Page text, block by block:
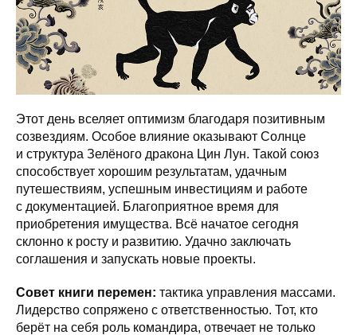
Этот день вселяет оптимизм благодаря позитивным
созвездиям. Особое влияние оказывают Солнце
и структура Зелёного дракона Цин Лун. Такой союз
способствует хорошим результатам, удачным
путешествиям, успешным инвестициям и работе
с документацией. Благоприятное время для
приобретения имущества. Всё начатое сегодня
склонно к росту и развитию. Удачно заключать
соглашения и запускать новые проекты.
Совет книги перемен: тактика управления массами.
Лидерство сопряжено с ответственностью. Тот, кто
берёт на себя роль командира, отвечает не только